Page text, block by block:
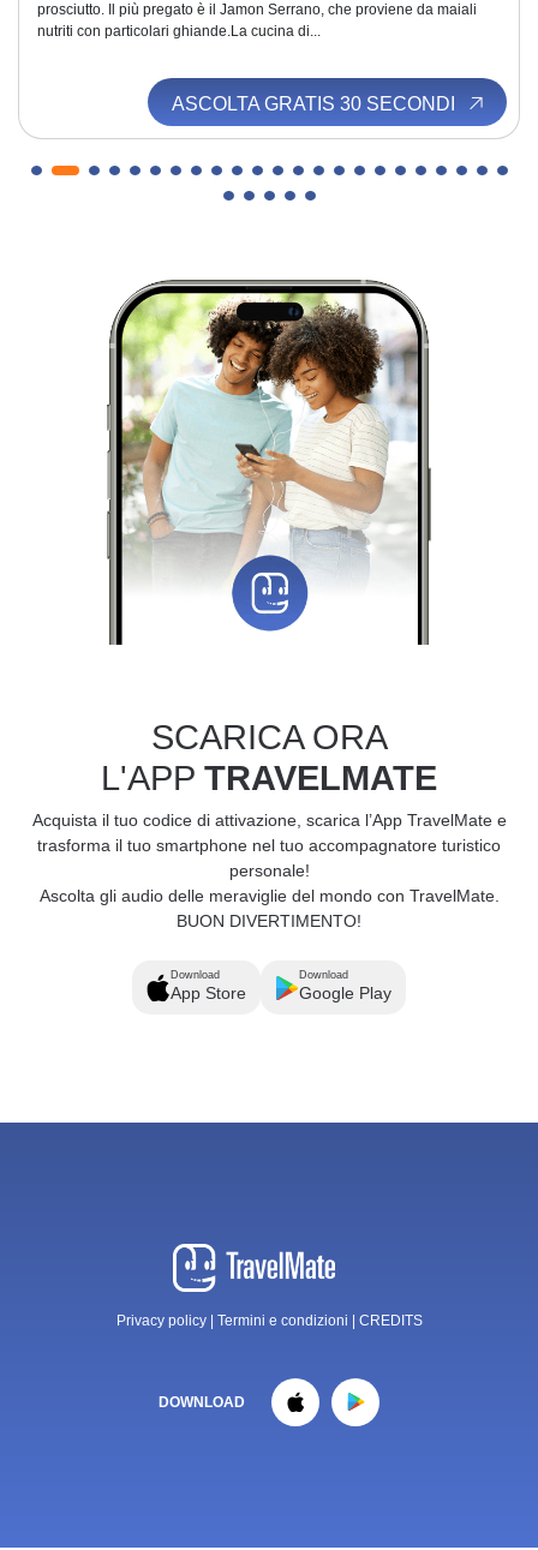
prosciutto. Il più pregato è il Jamon Serrano, che proviene da maiali
nutriti con particolari ghiande.La cucina di...
ASCOLTA GRATIS 30 SECONDI
SCARICA ORA
L'APP TRAVELMATE
Acquista il tuo codice di attivazione, scarica l’App TravelMate e
trasforma il tuo smartphone nel tuo accompagnatore turistico
personale!
Ascolta gli audio delle meraviglie del mondo con TravelMate.
BUON DIVERTIMENTO!
Download
App Store
Download
Google Play
Privacy policy| Termini e condizioni CREDITS
DOWNLOAD